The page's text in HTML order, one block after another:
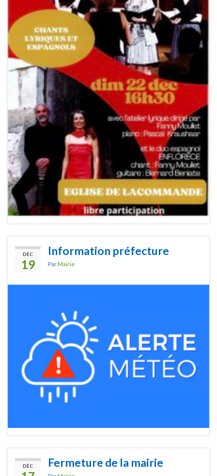
DÉC
19
Information préfecture
ParMairie
DÉC Fermeture de la mairie